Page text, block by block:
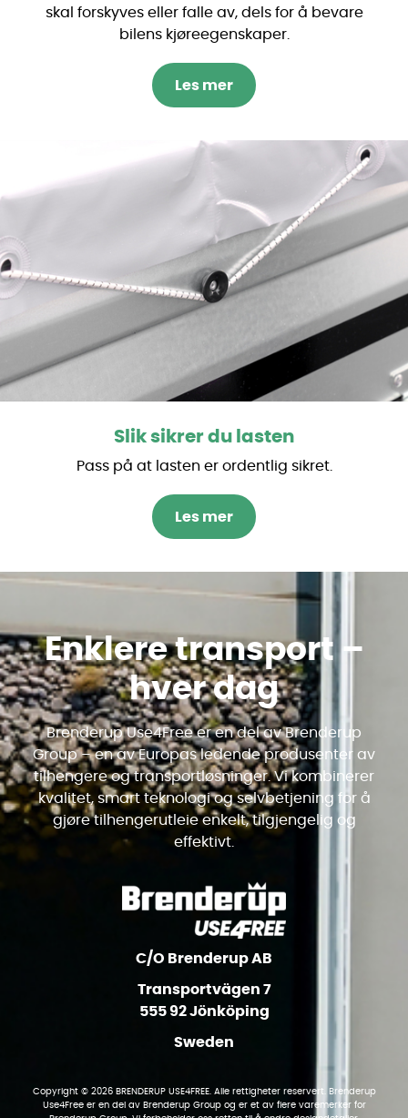
skal forskyves eller falle av, dels for å bevare
bilens kjøreegenskaper.
Les mer
Slik sikrer du lasten
Pass på at lasten er ordentlig sikret.
Les mer
Enklere transport –
hver dag
Brenderup Use4Free er en del av Brenderup
Group – en av Europas ledende produsenter av
tilhengere og transportløsninger. Vi kombinerer
kvalitet, smart teknologi og selvbetjening for å
gjøre tilhengerutleie enkelt, tilgjengelig og
effektivt.
C/O Brenderup AB
Transportvägen 7
555 92 Jönköping
Sweden
Copyright © 2026 BRENDERUP USE4FREE. Alle rettigheter reservert. Brenderup
Use4Free er en del av Brenderup Group og er et av flere varemerker for